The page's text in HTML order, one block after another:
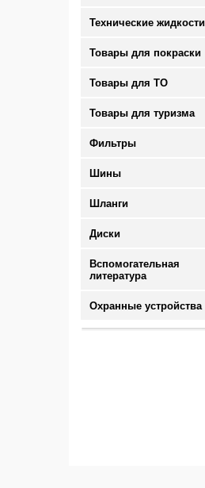
Технические жидкости
Товары для покраски
Товары для ТО
Товары для туризма
Фильтры
Шины
Шланги
Диски
Вспомогательная
литература
Охранные устройства